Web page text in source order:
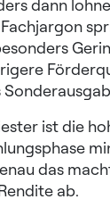
dann
ist die
das
ab.